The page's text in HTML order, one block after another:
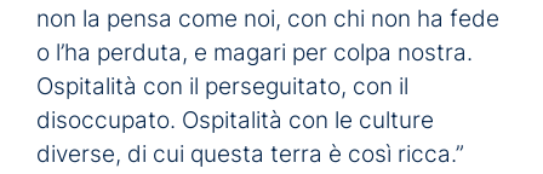
non la pensa come noi, con chi non ha fede
o l’ha perduta, e magari per colpa nostra.
Ospitalità con il perseguitato, con il
disoccupato. Ospitalità con le culture
diverse, di cui questa terra è così ricca.”